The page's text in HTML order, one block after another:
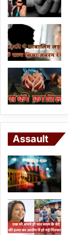
Assault